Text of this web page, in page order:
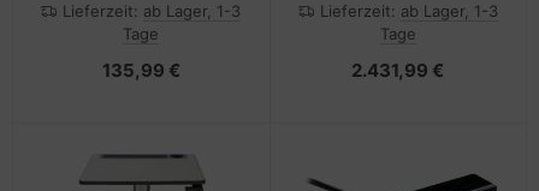
Lieferzeit: ab Lager, 1-3
Tage
135,99 €
Bildschirmgröße: bis zu
39,6 cm (bis zu 15,6 Zoll)
Lieferzeit: ab Lager, 1-3
Tage
2.431,99 €